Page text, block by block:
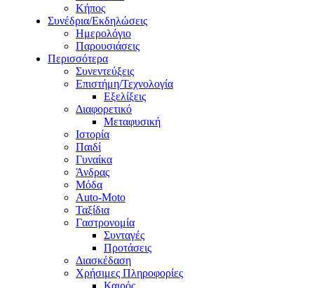
Κήπος
Συνέδρια/Εκδηλώσεις
Ημερολόγιο
Παρουσιάσεις
Περισσότερα
Συνεντεύξεις
Επιστήμη/Τεχνολογία
Εξελίξεις
Διαφορετικό
Μεταφυσική
Ιστορία
Παιδί
Γυναίκα
Άνδρας
Μόδα
Auto-Moto
Ταξίδια
Γαστρονομία
Συνταγές
Προτάσεις
Διασκέδαση
Χρήσιμες Πληροφορίες
Καιρός